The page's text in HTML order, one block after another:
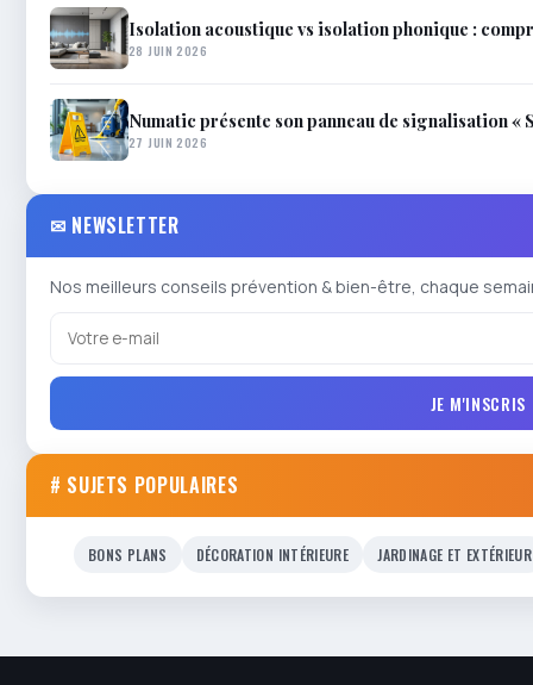
Isolation acoustique vs isolation phonique :
28 JUIN 2026
Numatic présente son panneau de signalisation
27 JUIN 2026
✉ NEWSLETTER
Nos meilleurs conseils prévention & bien-être, chaque
JE M'INSCRIS
# SUJETS POPULAIRES
BONS PLANS DÉCORATION INTÉRIEURE JARDINAGE ET EXTÉRIEUR